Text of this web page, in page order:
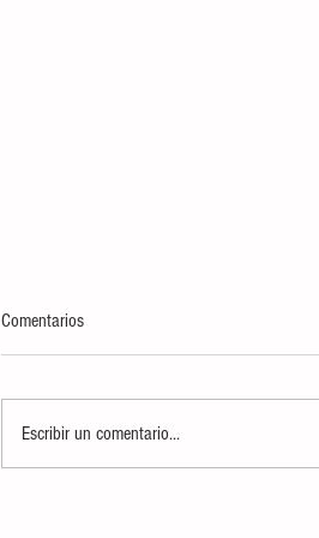
Comentarios
Escribir un comentario...